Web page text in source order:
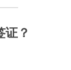
证？